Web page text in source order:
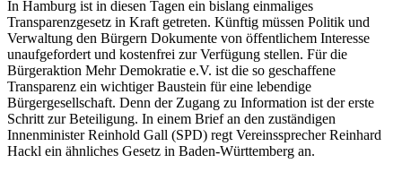
In Hamburg ist in diesen Tagen ein bislang einmaliges
Transparenzgesetz in Kraft getreten. Künftig müssen Politik und
Verwaltung den Bürgern Dokumente von öffentlichem Interesse
unaufgefordert und kostenfrei zur Verfügung stellen. Für die
Bürgeraktion Mehr Demokratie e.V. ist die so geschaffene
Transparenz ein wichtiger Baustein für eine lebendige
Bürgergesellschaft. Denn der Zugang zu Information ist der erste
Schritt zur Beteiligung. In einem Brief an den zuständigen
Innenminister Reinhold Gall (SPD) regt Vereinssprecher Reinhard
Hackl ein ähnliches Gesetz in Baden-Württemberg an.